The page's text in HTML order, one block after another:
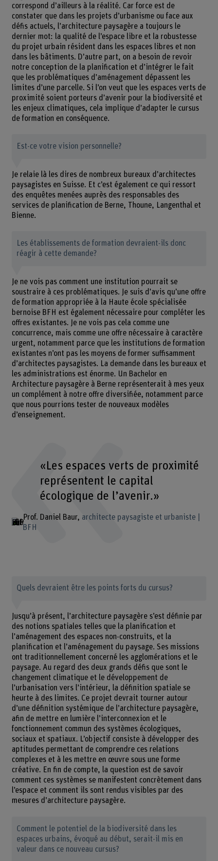
correspond d’ailleurs à la réalité. Car force est de
constater que dans les projets d’urbanisme ou face aux
défis actuels, l’architecture paysagère a toujours le
dernier mot: la qualité de l’espace libre et la robustesse
du projet urbain résident dans les espaces libres et non
dans les bâtiments. D’autre part, on a besoin de revoir
notre conception de la planification et d’intégrer le fait
que les problématiques d’aménagement dépassent les
limites d’une parcelle. Si l’on veut que les espaces verts de
proximité soient porteurs d’avenir pour la biodiversité et
les enjeux climatiques, cela implique d’adapter le cursus
de formation en conséquence.
Est-ce votre vision personnelle?
Je relaie là les dires de nombreux bureaux d’architectes
paysagistes en Suisse. Et c’est également ce qui ressort
des enquêtes menées auprès des responsables des
services de planification de Berne, Thoune, Langenthal et
Bienne.
Les établissements de formation devraient-ils donc
réagir à cette demande?
Je ne vois pas comment une institution pourrait se
soustraire à ces problématiques. Je suis d’avis qu’une offre
de formation appropriée à la Haute école spécialisée
bernoise BFH est également nécessaire pour compléter les
offres existantes. Je ne vois pas cela comme une
concurrence, mais comme une offre nécessaire à caractère
urgent, notamment parce que les institutions de formation
existantes n’ont pas les moyens de former suffisamment
d’architectes paysagistes. La demande dans les bureaux et
les administrations est énorme. Un Bachelor en
Architecture paysagère à Berne représenterait à mes yeux
un complément à notre offre diversifiée, notamment parce
que nous pourrions tester de nouveaux modèles
d’enseignement.
«Les espaces verts de proximité
représentent le capital
écologique de l’avenir.»
Prof. Daniel Baur
architecte paysagiste et urbaniste |
BFH
Quels devraient être les points forts du cursus?
Jusqu’à présent, l’architecture paysagère s’est définie par
des notions spatiales telles que la planification et
l’aménagement des espaces non-construits, et la
planification et l’aménagement du paysage. Ses missions
ont traditionnellement concerné les agglomérations et le
paysage. Au regard des deux grands défis que sont le
changement climatique et le développement de
l’urbanisation vers l’intérieur, la définition spatiale se
heurte à des limites. Ce projet devrait tourner autour
d’une définition systémique de l’architecture paysagère,
afin de mettre en lumière l’interconnexion et le
fonctionnement commun des systèmes écologiques,
sociaux et spatiaux. L’objectif consiste à développer des
aptitudes permettant de comprendre ces relations
complexes et à les mettre en œuvre sous une forme
créative. En fin de compte, la question est de savoir
comment ces systèmes se manifestent concrètement dans
l’espace et comment ils sont rendus visibles par des
mesures d’architecture paysagère.
Comment le potentiel de la biodiversité dans les
espaces urbains, évoqué au début, serait-il mis en
valeur dans ce nouveau cursus?